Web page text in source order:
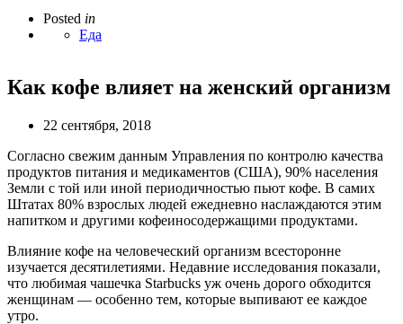
Posted in
Еда
Как кофе влияет на женский организм
22 сентября, 2018
Согласно свежим данным Управления по контролю качества
продуктов питания и медикаментов (США), 90% населения
Земли с той или иной периодичностью пьют кофе. В самих
Штатах 80% взрослых людей ежедневно наслаждаются этим
напитком и другими кофеиносодержащими продуктами.
Влияние кофе на человеческий организм всесторонне
изучается десятилетиями. Недавние исследования показали,
что любимая чашечка Starbucks уж очень дорого обходится
женщинам — особенно тем, которые выпивают ее каждое
утро.